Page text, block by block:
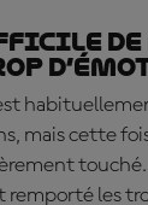
de
mais cette
remporté les